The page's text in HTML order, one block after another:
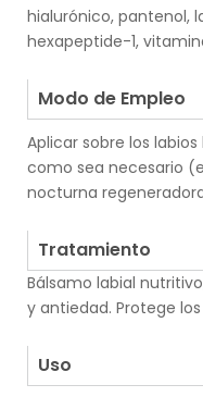
hialurónico, pantenol,
hexapeptide-1,
Modo de Empleo
Aplicar sobre los
como sea necesario
nocturna
Tratamiento
Bálsamo labial
y antiedad. Protege
Uso